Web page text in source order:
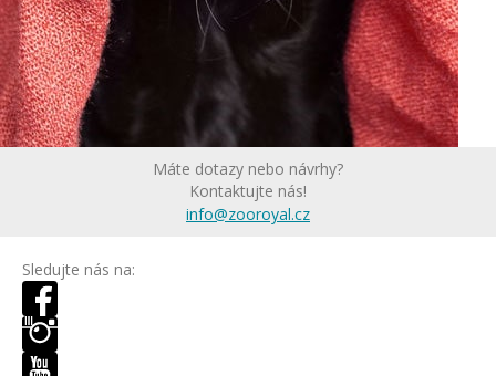
Máte dotazy nebo návrhy?
Kontaktujte nás!
info@zooroyal.cz
Sledujte nás na: